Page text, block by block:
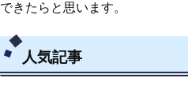
できたらと思います。
人気記事